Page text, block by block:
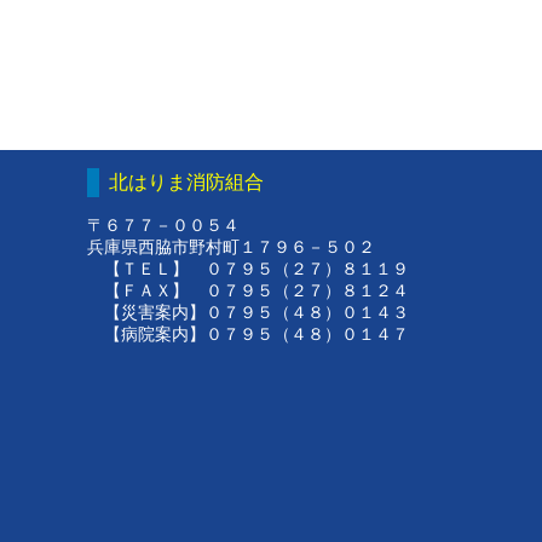
北はりま消防組合
〒６７７－００５４
兵庫県西脇市野村町１７９６－５０２
【ＴＥＬ】 ０７９５（２７）８１１９
【ＦＡＸ】 ０７９５（２７）８１２４
【災害案内】０７９５（４８）０１４３
【病院案内】０７９５（４８）０１４７